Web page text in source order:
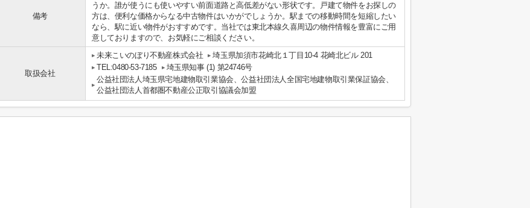
備考
うか。誰が使うにも使いやすい前面道路と高低差がない形状です。戸建て物件をお探しの
方は、便利な価格からなる中古物件はいかがでしょうか。駅までの移動時間を短縮したい
なら、駅に近い物件がおすすめです。当社では東北本線久喜周辺の物件情報を豊富にご用
意しておりますので、お気軽にご相談ください。
取扱会社
未来こいのぼり不動産株式会社
埼玉県加須市花崎北１丁目10-4 花崎北ビル 201
TEL:0480-53-7185
埼玉県知事 (1) 第24746号
公益社団法人埼玉県宅地建物取引業協会、公益社団法人全国宅地建物取引業保証協会、
公益社団法人首都圏不動産公正取引協議会加盟